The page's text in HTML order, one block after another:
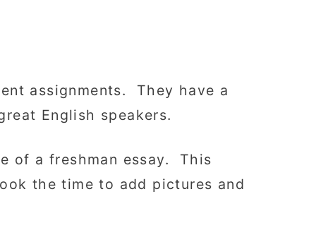
assignments. They have a
English speakers.
of a freshman essay. This
the time to add pictures and